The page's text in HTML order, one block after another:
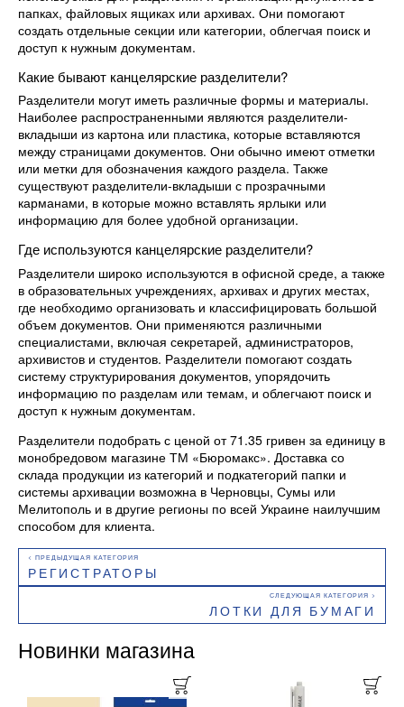
папках, файловых ящиках или архивах. Они помогают
создать отдельные секции или категории, облегчая поиск и
доступ к нужным документам.
Какие бывают канцелярские разделители?
Разделители могут иметь различные формы и материалы.
Наиболее распространенными являются разделители-
вкладыши из картона или пластика, которые вставляются
между страницами документов. Они обычно имеют отметки
или метки для обозначения каждого раздела. Также
существуют разделители-вкладыши с прозрачными
карманами, в которые можно вставлять ярлыки или
информацию для более удобной организации.
Где используются канцелярские разделители?
Разделители широко используются в офисной среде, а также
в образовательных учреждениях, архивах и других местах,
где необходимо организовать и классифицировать большой
объем документов. Они применяются различными
специалистами, включая секретарей, администраторов,
архивистов и студентов. Разделители помогают создать
систему структурирования документов, упорядочить
информацию по разделам или темам, и облегчают поиск и
доступ к нужным документам.
Разделители подобрать с ценой от 71.35 гривен за единицу в
монобредовом магазине ТМ «Бюромакс». Доставка со
склада продукции из категорий и подкатегорий папки и
системы архивации возможна в Черновцы, Сумы или
Мелитополь и в другие регионы по всей Украине наилучшим
способом для клиента.
РЕГИСТРАТОРЫ
ЛОТКИ ДЛЯ БУМАГИ
Новинки магазина